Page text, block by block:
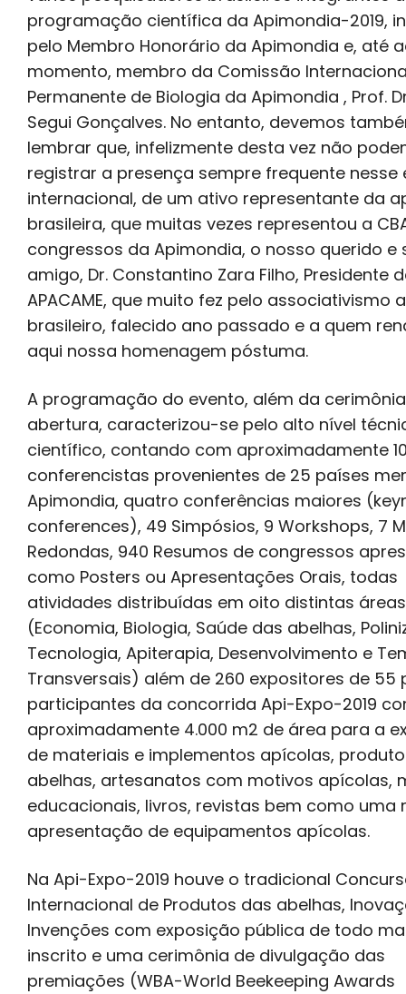
programação científica da Apimondia-2019,
pelo Membro Honorário da Apimondia e, até
momento, membro da Comissão
Permanente de Biologia da Apimondia , Prof.
Segui Gonçalves. No entanto, devemos
lembrar que, infelizmente desta vez não
registrar a presença sempre frequente nesse
internacional, de um ativo representante da
brasileira, que muitas vezes representou a
congressos da Apimondia, o nosso querido e
amigo, Dr. Constantino Zara Filho, Presidente
APACAME, que muito fez pelo associativismo
brasileiro, falecido ano passado e a quem
aqui nossa homenagem póstuma.
A programação do evento, além da
abertura, caracterizou-se pelo alto nível
científico, contando com aproximadamente
conferencistas provenientes de 25 países
Apimondia, quatro conferências maiores
conferences), 49 Simpósios, 9 Workshops, 7
Redondas, 940 Resumos de congressos
como Posters ou Apresentações Orais, todas
atividades distribuídas em oito distintas áreas
(Economia, Biologia, Saúde das abelhas,
Tecnologia, Apiterapia, Desenvolvimento e
Transversais) além de 260 expositores de 55
participantes da concorrida Api-Expo-2019
aproximadamente 4.000 m2 de área para a
de materiais e implementos apícolas,
abelhas, artesanatos com motivos apícolas,
educacionais, livros, revistas bem como uma
apresentação de equipamentos apícolas.
Na Api-Expo-2019 houve o tradicional
Internacional de Produtos das abelhas,
Invenções com exposição pública de todo
inscrito e uma cerimônia de divulgação das
premiações (WBA-World Beekeeping Awards